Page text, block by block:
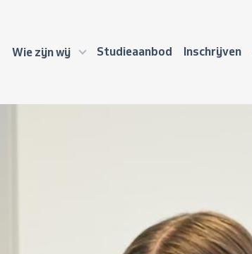
Wie zijn wij Studieaanbod Inschrijven